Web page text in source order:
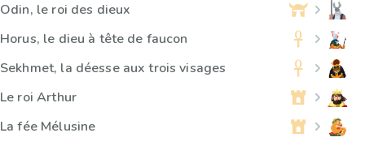
Odin, le roi des dieux
Horus, le dieu à tête de faucon
Sekhmet, la déesse aux trois visages
Le roi Arthur
La fée Mélusine